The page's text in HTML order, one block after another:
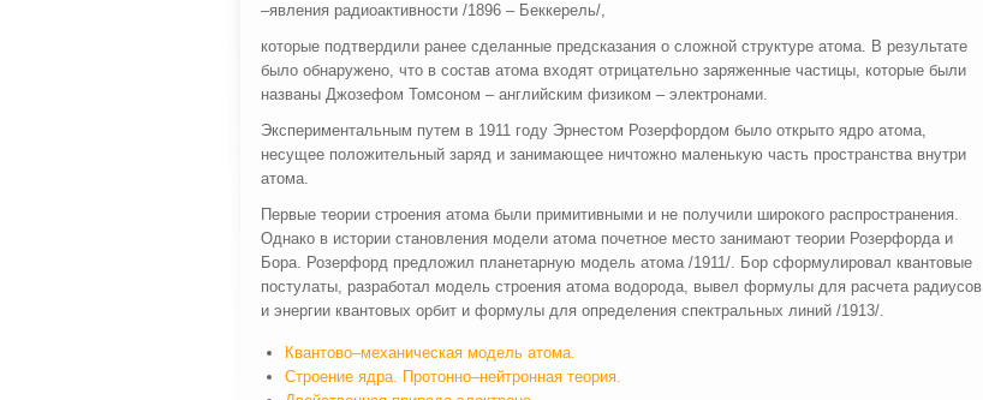
–явления радиоактивности /1896 – Беккерель/,
которые подтвердили ранее сделанные предсказания о сложной структуре атома. В результате
было обнаружено, что в состав атома входят отрицательно заряженные частицы, которые были
названы Джозефом Томсоном – английским физиком – электронами.
Экспериментальным путем в 1911 году Эрнестом Розерфордом было открыто ядро атома,
несущее положительный заряд и занимающее ничтожно маленькую часть пространства внутри
атома.
Первые теории строения атома были примитивными и не получили широкого распространения.
Однако в истории становления модели атома почетное место занимают теории Розерфорда и
Бора. Розерфорд предложил планетарную модель атома /1911/. Бор сформулировал квантовые
постулаты, разработал модель строения атома водорода, вывел формулы для расчета радиусов
и энергии квантовых орбит и формулы для определения спектральных линий /1913/.
Квантово–механическая модель атома.
Строение ядра. Протонно–нейтронная теория.